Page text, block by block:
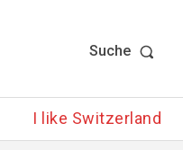
Suche
I like Switzerland